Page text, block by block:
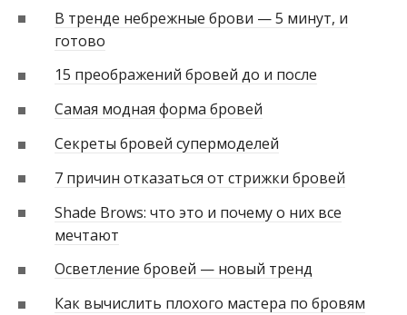
В тренде небрежные брови — 5 минут, и
готово
15 преображений бровей до и после
Самая модная форма бровей
Секреты бровей супермоделей
7 причин отказаться от стрижки бровей
Shade Brows: что это и почему о них все
мечтают
Осветление бровей — новый тренд
Как вычислить плохого мастера по бровям